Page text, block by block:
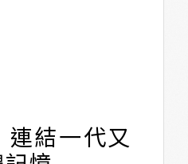
結一代又